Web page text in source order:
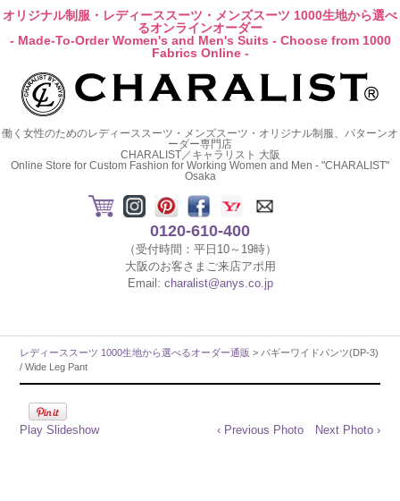
オリジナル制服・レディーススーツ・メンズスーツ 1000生地から選べ
るオンラインオーダー
- Made-To-Order Women's and Men's Suits - Choose from 1000
Fabrics Online -
働く女性のためのレディーススーツ・メンズスーツ・オリジナル制服、パターンオ
ーダー専門店
CHARALIST／キャラリスト 大阪
Online Store for Custom Fashion for Working Women and Men - "CHARALIST"
Osaka
0120-610-400
（受付時間：平日10～19時）
大阪のお客さまご来店アポ用
Email: charalist@anys.co.jp
レディーススーツ 1000生地から選べるオーダー通販 > バギーワイドパンツ(DP-3)
/ Wide Leg Pant
Play Slideshow ‹ Previous Photo Next Photo ›